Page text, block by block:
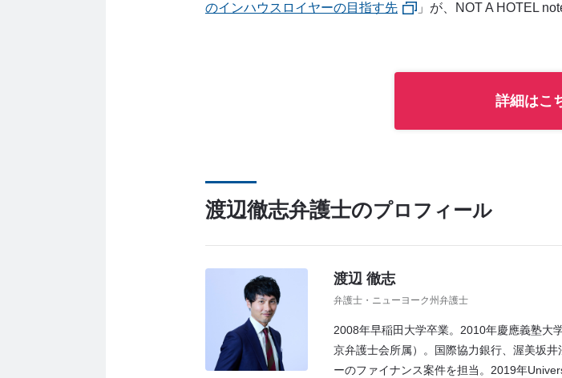
のインハウスロイヤーの目指す先
」が、NOT A HOTEL
詳細はこ
渡辺徹志弁護士のプロフィール
渡辺 徹志
弁護士・ニューヨーク州弁護士
2008年早稲田大学卒業。2010年慶應義塾大
京弁護士会所属）。国際協力銀行、渥美坂
ーのファイナンス案件を担当。2019年